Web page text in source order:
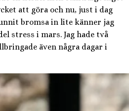
att göra och nu, just i dag
bromsa in lite känner jag
stress i mars. Jag hade två
även några dagar i